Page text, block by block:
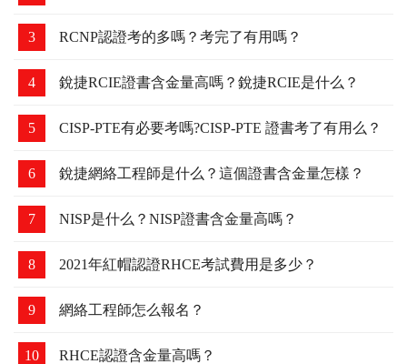
3 RCNP認證考的多嗎？考完了有用嗎？
4 銳捷RCIE證書含金量高嗎？銳捷RCIE是什么？
5 CISP-PTE有必要考嗎?CISP-PTE 證書考了有用么？
6 銳捷網絡工程師是什么？這個證書含金量怎樣？
7 NISP是什么？NISP證書含金量高嗎？
8 2021年紅帽認證RHCE考試費用是多少？
9 網絡工程師怎么報名？
10 RHCE認證含金量高嗎？